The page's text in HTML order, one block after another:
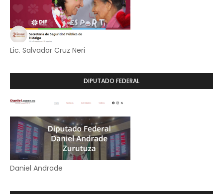
Lic. Salvador Cruz Neri
DIPUTADO FEDERAL
Daniel Andrade